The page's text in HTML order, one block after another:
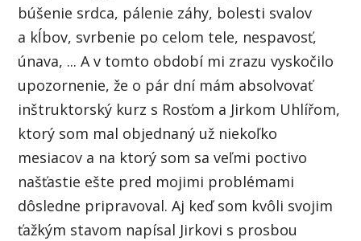
búšenie srdca, pálenie záhy, bolesti svalov
a kĺbov, svrbenie po celom tele, nespavosť,
únava, ... A v tomto období mi zrazu vyskočilo
upozornenie, že o pár dní mám absolvovať
inštruktorský kurz s Rosťom a Jirkom Uhlířom,
ktorý som mal objednaný už niekoľko
mesiacov a na ktorý som sa veľmi poctivo
našťastie ešte pred mojimi problémami
dôsledne pripravoval. Aj keď som kvôli svojim
ťažkým stavom napísal Jirkovi s prosbou